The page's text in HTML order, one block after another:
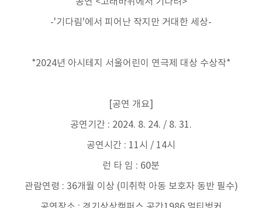
-'기다림'에서 피어난 작지만 거대한 세상-
*2024년 아시테지 서울어린이 연극제 대상 수상작*
[공연 개요]
공연기간 : 2024. 8. 24. / 8. 31.
공연시간 : 11시 / 14시
런 타 임 : 60분
관람연령 : 36개월 이상 (미취학 아동 보호자 동반 필수)